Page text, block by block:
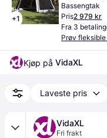
+1
Bassengtak
Pris2 979 kr
Fra 3
Prøv
Kjøp på VidaXL
Laveste pris
VidaXL
Fri frakt